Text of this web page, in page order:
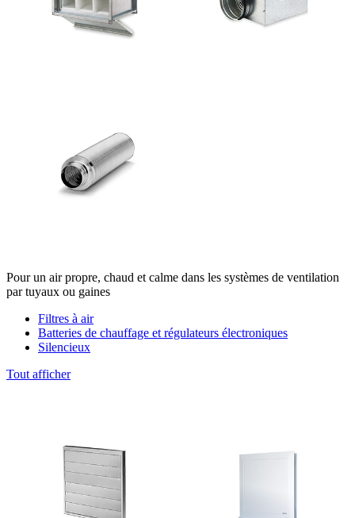
Pour un air propre, chaud et calme dans les systèmes de ventilation
par tuyaux ou gaines
Filtres à air
Batteries de chauffage et régulateurs électroniques
Silencieux
Tout afficher